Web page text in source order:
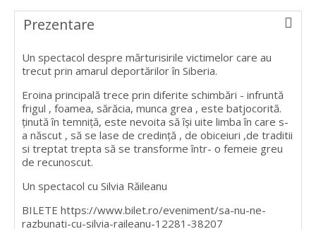
Prezentare
Un spectacol despre mărturisirile victimelor care au
trecut prin amarul deportărilor în Siberia.
Eroina principală trece prin diferite schimbări - infruntă
frigul , foamea, sărăcia, munca grea , este batjocorită.
ținută în temniță, este nevoita să își uite limba în care s-
a născut , să se lase de credință , de obiceiuri ,de traditii
si treptat trepta să se transforme într- o femeie greu
de recunoscut.
Un spectacol cu Silvia Răileanu
BILETE https://www.bilet.ro/eveniment/sa-nu-ne-
razbunati-cu-silvia-raileanu-12281-38207